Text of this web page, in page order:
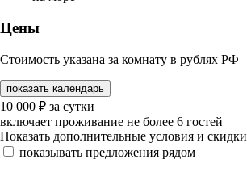
Цены
Стоимость указана за комнату в рублях РФ
показать календарь
10 000 ₽ за сутки
включает проживание не более 6 гостей
Показать дополнительные условия и скидки
показывать предложения рядом